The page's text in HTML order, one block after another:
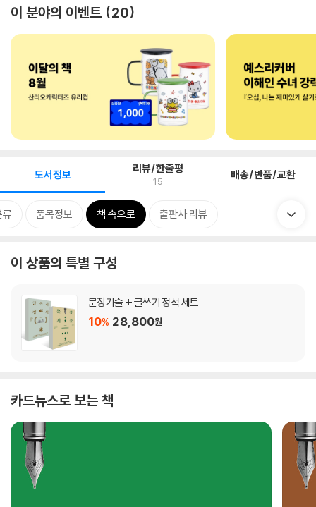
이 분야의 이벤트 20
도서정보 리뷰/한줄평
15 배송/반품/교환
류 품목정보 책 속으로 출판사 리뷰
이 상품의 특별 구성
문장기술 + 글쓰기 정석 세트
10% 28,800원
카드뉴스로 보는 책